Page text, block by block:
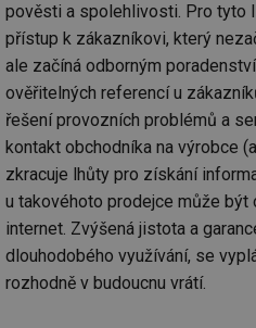
pověsti a spolehlivosti. Pro tyto
přístup k zákazníkovi, který
ale začíná odborným
ověřitelných referencí u
řešení provozních problémů a
kontakt obchodníka na výrobce
zkracuje lhůty pro získání
u takovéhoto prodejce může být
internet. Zvýšená jistota a
dlouhodobého využívání, se
rozhodně v budoucnu vrátí.